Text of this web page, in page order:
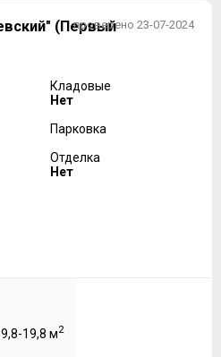
проверено 23-07-2024
(Первый
Кладовые
Нет
Парковка
Отделка
Нет
19,8 м2